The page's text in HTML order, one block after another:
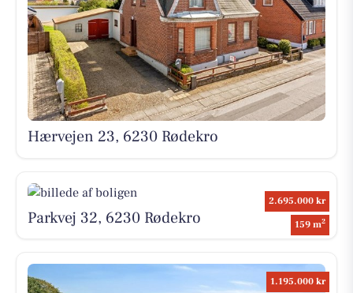
Hærvejen 23, 6230 Rødekro
2.695.000 kr
159 m2
Parkvej 32, 6230 Rødekro
1.195.000 kr